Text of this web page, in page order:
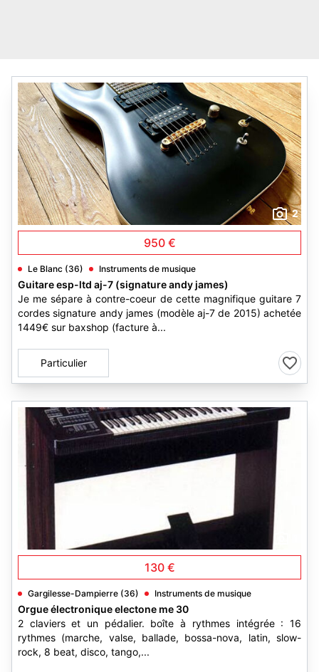
2
950 €
Le Blanc (36) Instruments de musique
Guitare esp-ltd aj-7 (signature andy james)
Je me sépare à contre-coeur de cette magnifique guitare 7
cordes signature andy james (modèle aj-7 de 2015) achetée
1449€ sur baxshop (facture à...
Particulier
130 €
Gargilesse-Dampierre (36) Instruments de musique
Orgue électronique electone me 30
2 claviers et un pédalier. boîte à rythmes intégrée : 16
rythmes (marche, valse, ballade, bossa-nova, latin, slow-
rock, 8 beat, disco, tango,...